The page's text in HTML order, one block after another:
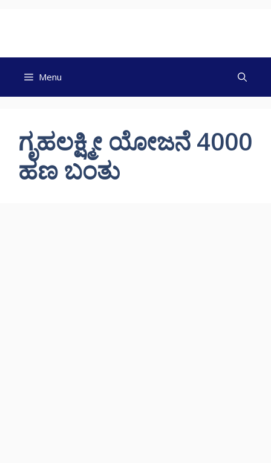
Menu
ಗೃಹಲಕ್ಷ್ಮೀ ಯೋಜನೆ 4000
ಹಣ ಬಂತು